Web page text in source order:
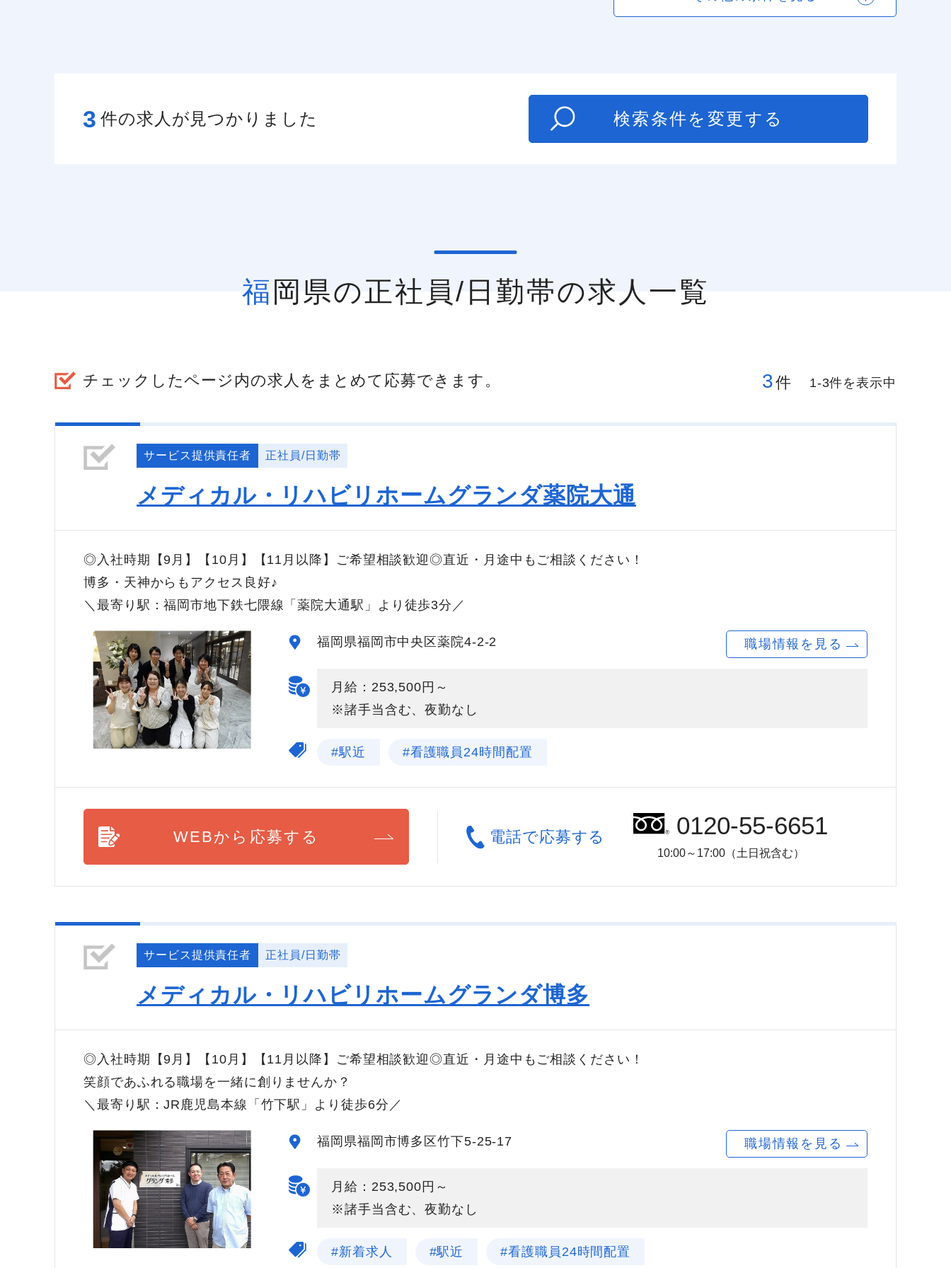
3 件の求人が見つかりました 検索条件を変更する
福岡県の正社員/日勤帯の求人一覧
チェックしたページ内の求人をまとめて応募できます。 3件 1-3件を表示中
サービス提供責任者 正社員/日勤帯
メディカル・リハビリホームグランダ薬院大通
◎入社時期【9月】【10月】【11月以降】ご希望相談歓迎◎直近・月途中もご相談ください！
博多・天神からもアクセス良好♪
＼最寄り駅：福岡市地下鉄七隈線「薬院大通駅」より徒歩3分／
福岡県福岡市中央区薬院4-2-2 職場情報を見る
月給：253,500円～
※諸手当含む、夜勤なし
#駅近 #看護職員24時間配置
WEBから応募する 電話で応募する 0120-55-6651
10:00～17:00（土日祝含む）
サービス提供責任者 正社員/日勤帯
メディカル・リハビリホームグランダ博多
◎入社時期【9月】【10月】【11月以降】ご希望相談歓迎◎直近・月途中もご相談ください！
笑顔であふれる職場を一緒に創りませんか？
＼最寄り駅：JR鹿児島本線「竹下駅」より徒歩6分／
福岡県福岡市博多区竹下5-25-17 職場情報を見る
月給：253,500円～
※諸手当含む、夜勤なし
#新着求人 #駅近 #看護職員24時間配置